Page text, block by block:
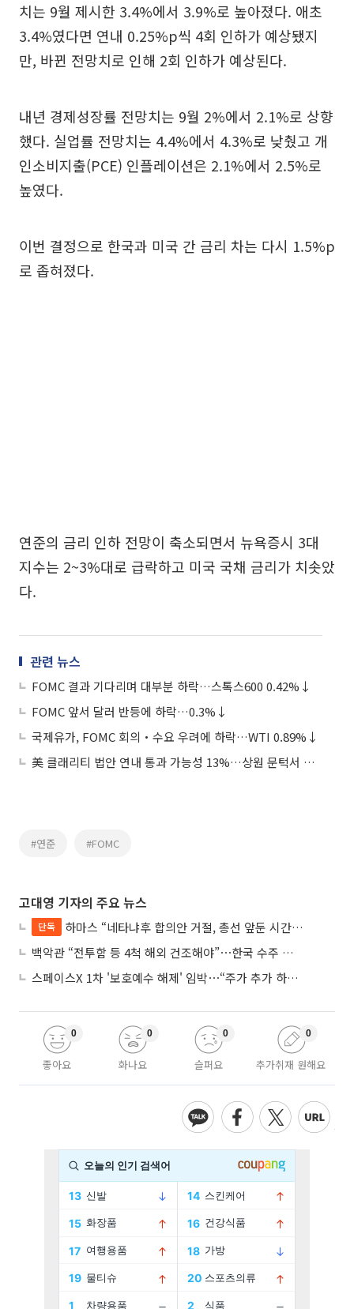
치는 9월 제시한 3.4%에서 3.9%로 높아졌다. 애초
3.4%였다면 연내 0.25%p씩 4회 인하가 예상됐지
만, 바뀐 전망치로 인해 2회 인하가 예상된다.
내년 경제성장률 전망치는 9월 2%에서 2.1%로 상향
했다. 실업률 전망치는 4.4%에서 4.3%로 낮췄고 개
인소비지출(PCE) 인플레이션은 2.1%에서 2.5%로
높였다.
이번 결정으로 한국과 미국 간 금리 차는 다시 1.5%p
로 좁혀졌다.
연준의 금리 인하 전망이 축소되면서 뉴욕증시 3대
지수는 2~3%대로 급락하고 미국 국채 금리가 치솟았
다.
관련 뉴스
FOMC 결과 기다리며 대부분 하락…스톡스600 0.42%↓
FOMC 앞서 달러 반등에 하락…0.3%↓
국제유가, FOMC 회의‧수요 우려에 하락…WTI 0.89%↓
美 클래리티 법안 연내 통과 가능성 13%…상원 문턱서 제동
#연준 #FOMC
고대영 기자의 주요 뉴스
단독
하마스 “네타냐후 합의안 거절, 총선 앞둔 시간 끌기”
백악관 “전투함 등 4척 해외 건조해야”⋯한국 수주 기대
스페이스X 1차 '보호예수 해제' 임박⋯“주가 추가 하락 가능성”
좋아요
0
화나요
0
슬퍼요
0
추가취재 원해요
0